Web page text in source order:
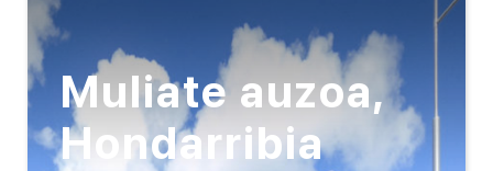
Muliate auzoa,
Hondarribia